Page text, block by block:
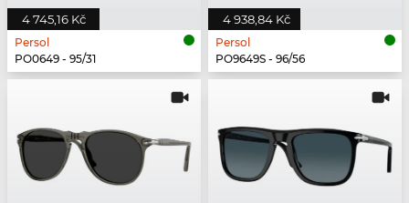
4 745,16 Kč
Persol
PO0649 - 95/31
4 938,84 Kč
Persol
PO9649S - 96/56